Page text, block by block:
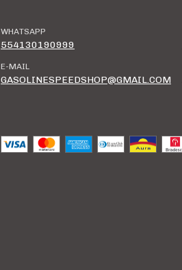
WHATSAPP
554130190999
E-MAIL
GASOLINESPEEDSHOP@GMAIL.COM